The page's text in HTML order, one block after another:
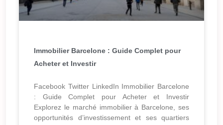
Immobilier Barcelone : Guide Complet pour
Acheter et Investir
Facebook Twitter LinkedIn Immobilier Barcelone
: Guide Complet pour Acheter et Investir
Explorez le marché immobilier à Barcelone, ses
opportunités d’investissement et ses quartiers